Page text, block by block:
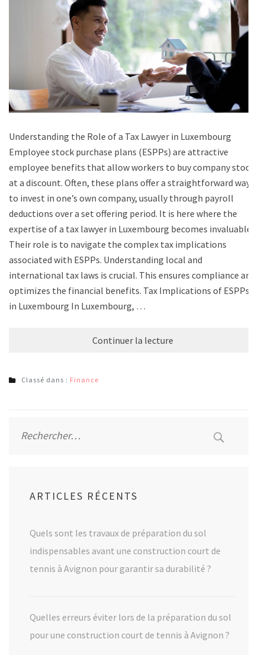
Understanding the Role of a Tax Lawyer in Luxembourg
Employee stock purchase plans (ESPPs) are attractive
employee benefits that allow workers to buy company stock
at a discount. Often, these plans offer a straightforward way
to invest in one’s own company, usually through payroll
deductions over a set offering period. It is here where the
expertise of a tax lawyer in Luxembourg becomes invaluable.
Their role is to navigate the complex tax implications
associated with ESPPs. Understanding local and
international tax laws is crucial. This ensures compliance and
optimizes the financial benefits. Tax Implications of ESPPs
in Luxembourg In Luxembourg, …
Continuer la lecture
Classé dans : Finance
ARTICLES RÉCENTS
Quels sont les travaux de préparation du sol
indispensables avant une construction court de
tennis à Avignon pour garantir sa durabilité ?
Quelles erreurs éviter lors de la préparation du sol
pour une construction court de tennis à Avignon ?